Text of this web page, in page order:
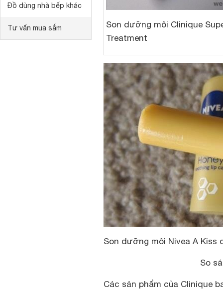
Đồ dùng nhà bếp khác
Tư vấn mua sắm
Son dưỡng môi Clinique
Treatment
Son dưỡng môi Nivea A Kiss
So
Các sản phẩm của Clinique